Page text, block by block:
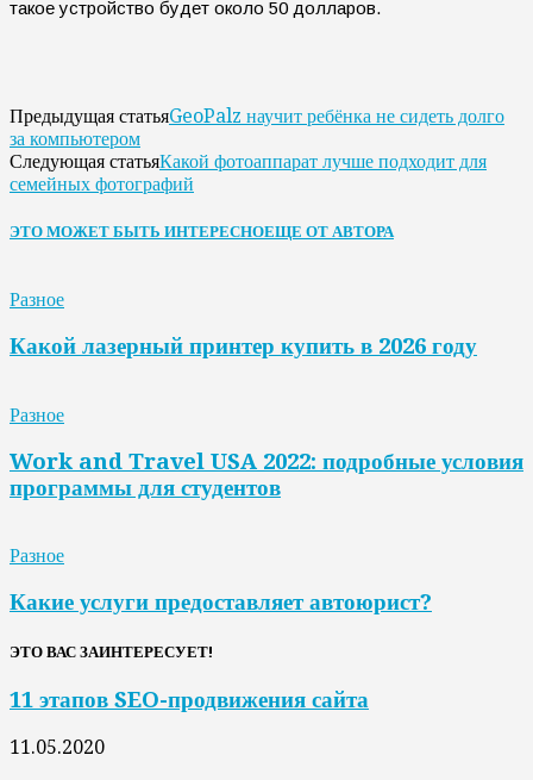
такое устройство будет около 50 долларов.
Предыдущая статьяGeoPalz научит ребёнка не сидеть долго
за компьютером
Следующая статьяКакой фотоаппарат лучше подходит для
семейных фотографий
ЭТО МОЖЕТ БЫТЬ ИНТЕРЕСНОЕЩЕ ОТ АВТОРА
Разное
Какой лазерный принтер купить в 2026 году
Разное
Work and Travel USA 2022: подробные условия
программы для студентов
Разное
Какие услуги предоставляет автоюрист?
ЭТО ВАС ЗАИНТЕРЕСУЕТ!
11 этапов SEO-продвижения сайта
11.05.2020